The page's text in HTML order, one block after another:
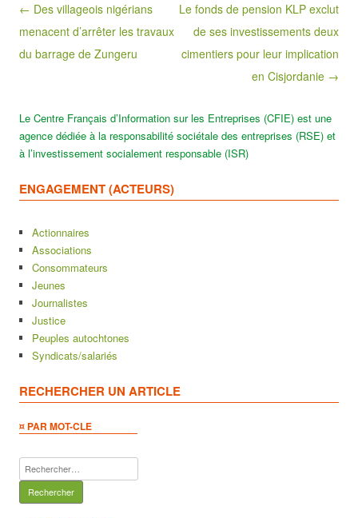
Post navigation
← Des villageois nigérians
menacent d’arrêter les travaux
du barrage de Zungeru
Le fonds de pension KLP exclut
de ses investissements deux
cimentiers pour leur implication
en Cisjordanie →
Le Centre Français d’Information sur les Entreprises (CFIE) est une
agence dédiée à la responsabilité sociétale des entreprises (RSE) et
à l’investissement socialement responsable (ISR)
ENGAGEMENT (ACTEURS)
Actionnaires
Associations
Consommateurs
Jeunes
Journalistes
Justice
Peuples autochtones
Syndicats/salariés
RECHERCHER UN ARTICLE
¤ PAR MOT-CLE
Rechercher :